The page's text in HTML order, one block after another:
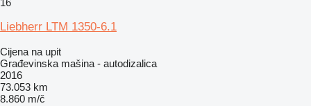
Liebherr LTM 1350-6.1
Cijena na upit
Građevinska mašina - autodizalica
2016
73.053 km
8.860 m/č